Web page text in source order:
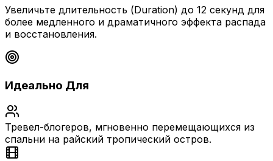
Увеличьте длительность (Duration) до 12 секунд для
более медленного и драматичного эффекта распада
и восстановления.
Идеально Для
Тревел-блогеров, мгновенно перемещающихся из
спальни на райский тропический остров.